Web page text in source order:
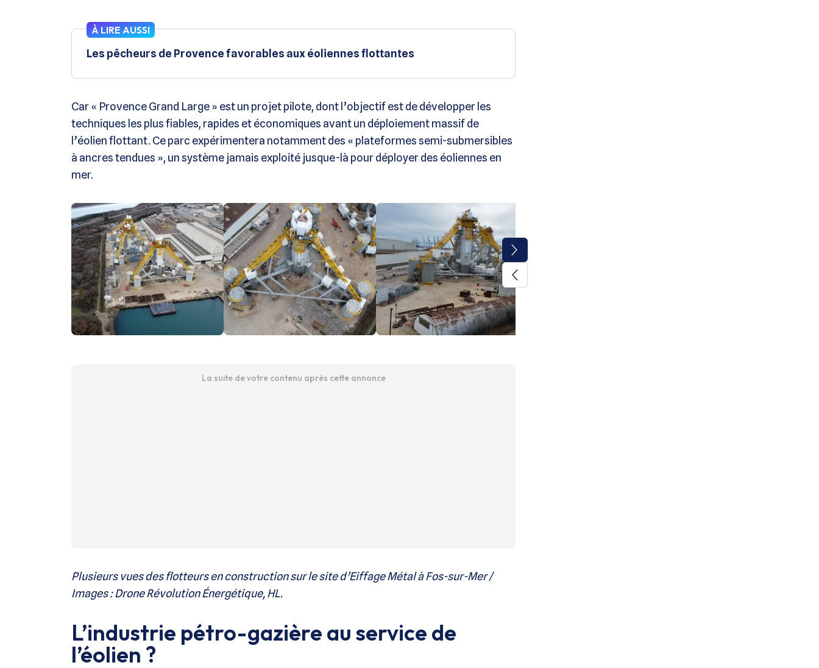
À LIRE AUSSI
Les pêcheurs de Provence favorables aux éoliennes flottantes
Car « Provence Grand Large » est un projet pilote, dont l’objectif est de développer les
techniques les plus fiables, rapides et économiques avant un déploiement massif de
l’éolien flottant. Ce parc expérimentera notamment des « plateformes semi-submersibles
à ancres tendues », un système jamais exploité jusque-là pour déployer des éoliennes en
mer.
La suite de votre contenu après cette annonce
Plusieurs vues des flotteurs en construction sur le site d’Eiffage Métal à Fos-sur-Mer /
Images : Drone Révolution Énergétique, HL.
L’industrie pétro-gazière au service de
l’éolien ?